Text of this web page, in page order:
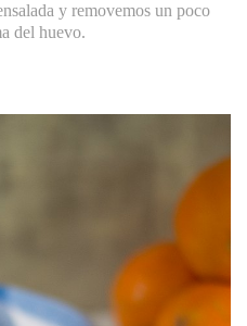
y removemos un poco
del huevo.